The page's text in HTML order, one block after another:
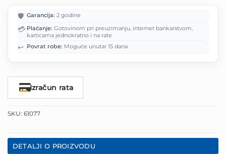
🛡️ Garancija: 2 godine
💳 Plaćanje: Gotovinom pri preuzimanju, internet bankarstvom,
karticama jednokratno i na rate
↩️ Povrat robe: Moguće unutar 15 dana
Izračun rata
SKU: 61077
DETALJI O PROIZVODU